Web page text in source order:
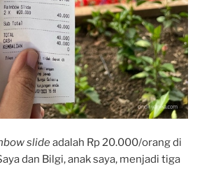
slideadalah Rp 20.000/orang di
dan Bilgi, anak saya, menjadi tiga